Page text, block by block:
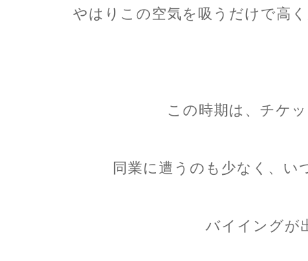
やはりこの空気を吸うだけで高
この時期は、チケ
同業に遭うのも少なく、
バイイングが